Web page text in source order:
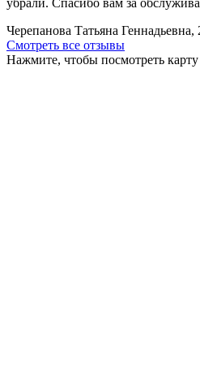
Черепанова Татьяна Геннадьевна,
Смотреть все отзывы
Нажмите, чтобы посмотреть карту